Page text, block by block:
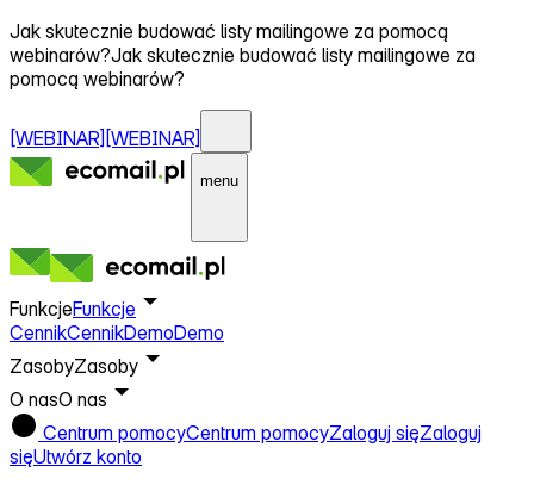
Jak skutecznie budować listy mailingowe za pomocą
webinarów?Jak skutecznie budować listy mailingowe za
pomocą webinarów?
[WEBINAR] [WEBINAR]
menu
FunkcjeFunkcje
CennikCennikDemoDemo
ZasobyZasoby
O nasO nas
Centrum pomocyCentrum pomocyZaloguj sięZaloguj
sięUtwórz konto